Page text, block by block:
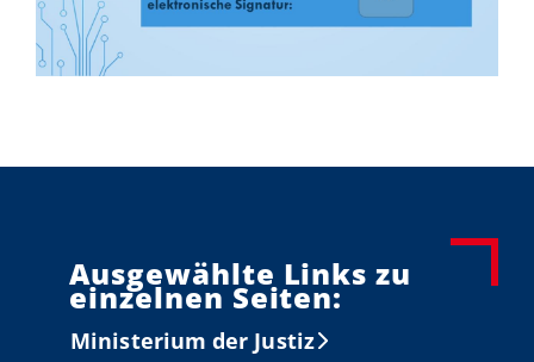
Ausgewählte Links zu
einzelnen Seiten:
Ministerium der Justiz